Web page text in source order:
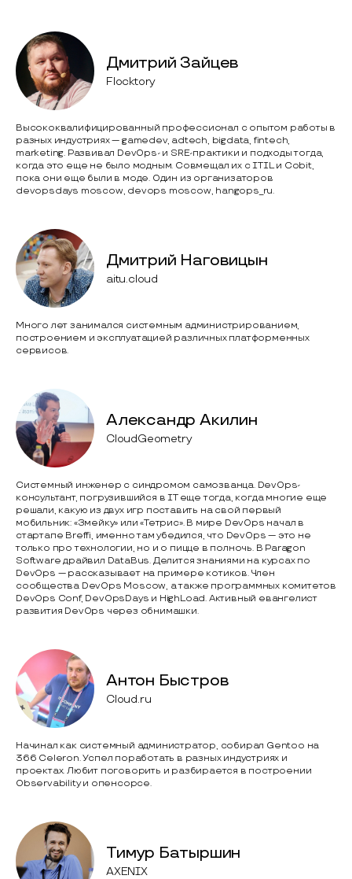
Дмитрий Зайцев
Flocktory
Высококвалифицированный профессионал с опытом работы в
разных индустриях — gamedev, adtech, bigdata, fintech,
marketing. Развивал DevOps- и SRE-практики и подходы тогда,
когда это еще не было модным. Совмещал их с ITIL и Cobit,
пока они еще были в моде. Один из организаторов
devopsdays moscow, devops moscow, hangops_ru.
Дмитрий Наговицын
aitu.cloud
Много лет занимался системным администрированием,
построением и эксплуатацией различных платформенных
сервисов.
Александр Акилин
CloudGeometry
Системный инженер с синдромом самозванца. DevOps-
консультант, погрузившийся в IT еще тогда, когда многие еще
решали, какую из двух игр поставить на свой первый
мобильник: «Змейку» или «Тетрис». В мире DevOps начал в
стартапе Breffi, именно там убедился, что DevOps — это не
только про технологии, но и о пицце в полночь. В Paragon
Software драйвил DataBus. Делится знаниями на курсах по
DevOps — рассказывает на примере котиков. Член
сообщества DevOps Moscow, а также программных комитетов
DevOps Conf, DevOpsDays и HighLoad. Активный евангелист
развития DevOps через обнимашки.
Антон Быстров
Cloud.ru
Начинал как системный администратор, собирал Gentoo на
366 Celeron. Успел поработать в разных индустриях и
проектах. Любит поговорить и разбирается в построении
Observability и опенсорсе.
Тимур Батыршин
AXENIX